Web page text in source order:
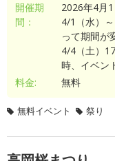
開催期
間：
2026年4月
4/1（水）
って期間が
4/4（土）
時、イベン
料金:
無料
無料イベント 祭り